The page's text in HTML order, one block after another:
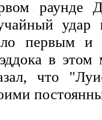
раунде
удар
первым и
в этом
что